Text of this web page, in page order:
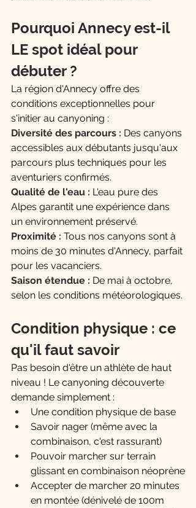
Pourquoi Annecy est-il
LE spot idéal pour
débuter ?
La région d'Annecy offre des
conditions exceptionnelles pour
s'initier au canyoning :
Diversité des parcours : Des canyons
accessibles aux débutants jusqu'aux
parcours plus techniques pour les
aventuriers confirmés.
Qualité de l'eau : L'eau pure des
Alpes garantit une expérience dans
un environnement préservé.
Proximité : Tous nos canyons sont à
moins de 30 minutes d'Annecy, parfait
pour les vacanciers.
Saison étendue : De mai à octobre,
selon les conditions météorologiques.
Condition physique : ce
qu'il faut savoir
Pas besoin d'être un athlète de haut
niveau ! Le canyoning découverte
demande simplement :
Une condition physique de base
Savoir nager (même avec la
combinaison, c'est rassurant)
Pouvoir marcher sur terrain
glissant en combinaison néoprène
Accepter de marcher 20 minutes
en montée (dénivelé de 100m